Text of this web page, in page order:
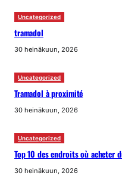
Uncategorized
tramadol
30 heinäkuun, 2026
Uncategorized
Tramadol à proximité
30 heinäkuun, 2026
Uncategorized
Top 10 des endroits où acheter
30 heinäkuun, 2026